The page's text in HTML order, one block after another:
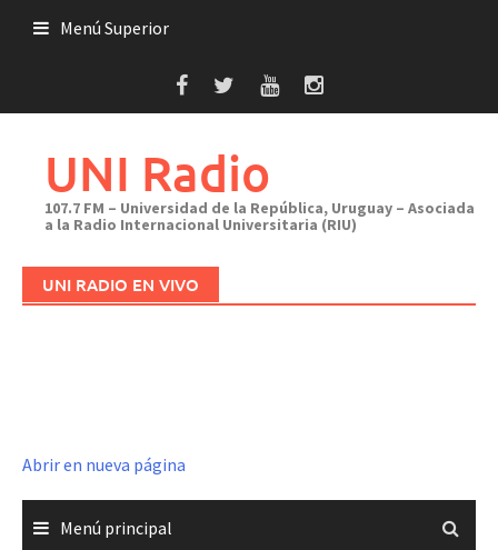
Menú Superior
UNI Radio
107.7 FM – Universidad de la República, Uruguay – Asociada
a la Radio Internacional Universitaria (RIU)
UNI RADIO EN VIVO
Abrir en nueva página
Menú principal